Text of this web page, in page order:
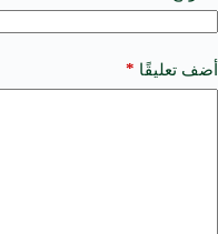
أضف تعليقًا *
: